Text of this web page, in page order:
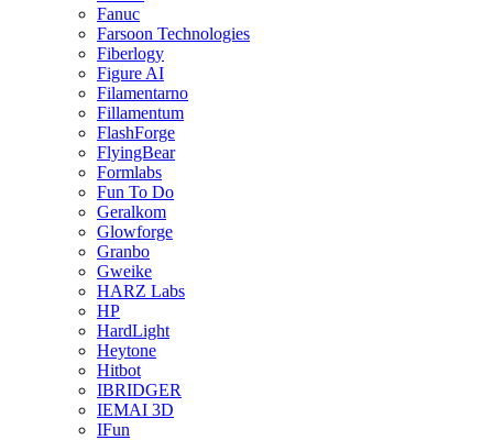
Fanuc
Farsoon Technologies
Fiberlogy
Figure AI
Filamentarno
Fillamentum
FlashForge
FlyingBear
Formlabs
Fun To Do
Geralkom
Glowforge
Granbo
Gweike
HARZ Labs
HP
HardLight
Heytone
Hitbot
IBRIDGER
IEMAI 3D
IFun